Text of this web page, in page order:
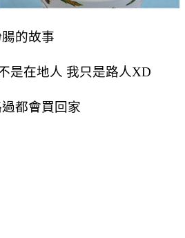
的故事
是在地人 我只是路人XD
都會買回家